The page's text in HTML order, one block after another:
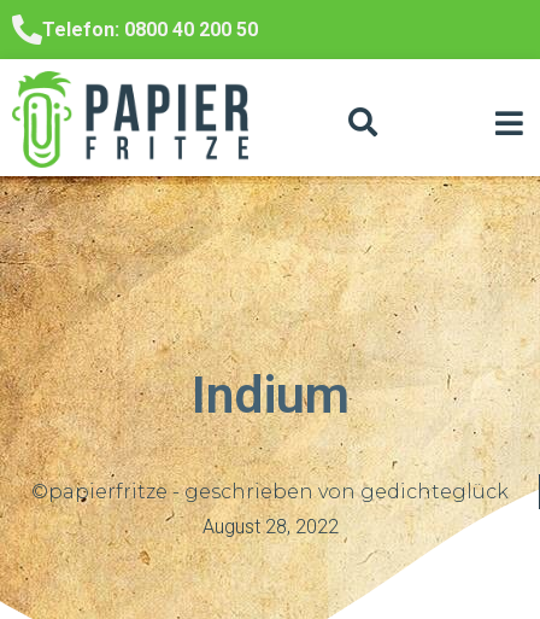
Telefon: 0800 40 200 50
Indium
©papierfritze - geschrieben von gedichteglück
August 28, 2022